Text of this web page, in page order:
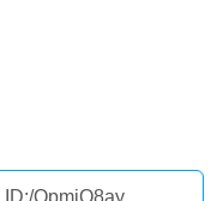
ID:/QpmiO8ay